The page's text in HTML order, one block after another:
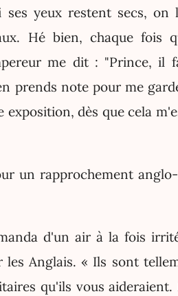
yeux restent secs, on
Hé bien, chaque fois
me dit : "Prince, il
prends note pour me
dès que cela
un rapprochement
d'un air à la fois
Anglais. « Ils sont
qu'ils vous